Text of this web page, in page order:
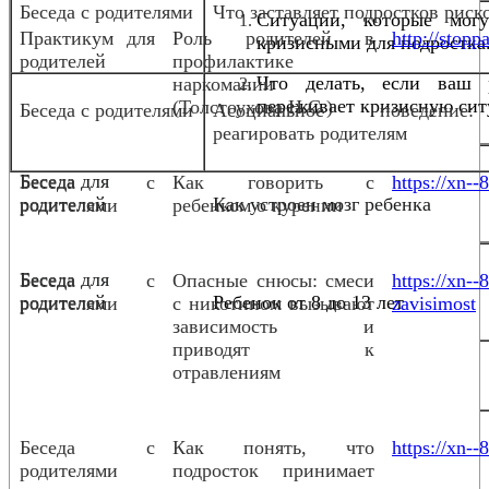
Ситуации, которые
кризисными для
Что делать, если ваш
переживает кризисную
Беседа для
родителей
Как устроен мозг ребенка
Беседа для
родителей
Ребенок от 8 до 13 лет
Практикум для
родителей
Роль родителей в
профилактике
наркомании
(Толстоухова Н.С.)
http://
Беседа с
родителями
Как говорить с
ребенком о курении
https://xn--
Беседа с
родителями
Опасные снюсы: смеси
с никотином вызывают
зависимость и
приводят к
отравлениям
https://xn--
zavisimost
Беседа с
родителями
Как понять, что
подросток принимает
https://xn--
Беседа с родителями Что заставляет подростков
Беседа с родителями
Асоциальное
реагировать родителям